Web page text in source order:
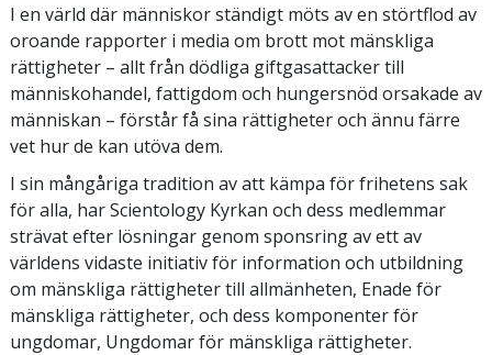
I en värld där människor ständigt möts av en störtflod av
oroande rapporter i media om brott mot mänskliga
rättigheter – allt från dödliga giftgasattacker till
människohandel, fattigdom och hungersnöd orsakade av
människan – förstår få sina rättigheter och ännu färre
vet hur de kan utöva dem.
I sin mångåriga tradition av att kämpa för frihetens sak
för alla, har Scientology Kyrkan och dess medlemmar
strävat efter lösningar genom sponsring av ett av
världens vidaste initiativ för information och utbildning
om mänskliga rättigheter till allmänheten, Enade för
mänskliga rättigheter, och dess komponenter för
ungdomar, Ungdomar för mänskliga rättigheter.